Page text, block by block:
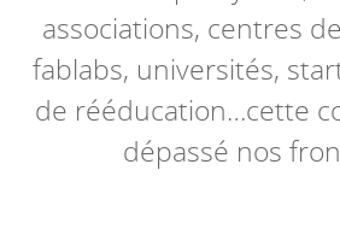
associations, centres
fablabs, universités,
de rééducation…cette
dépassé nos